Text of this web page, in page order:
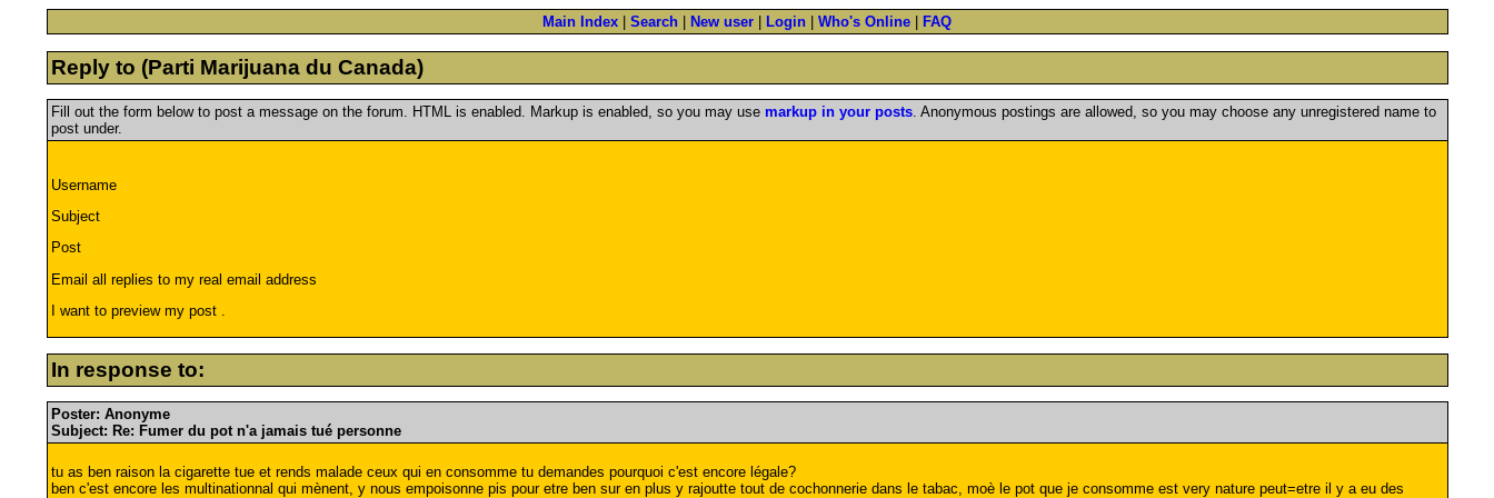
Main Index Search New user Login Who's Online FAQ
Reply to (Parti Marijuana du Canada)
Fill out the form below to post a message on the forum. HTML is enabled. Markup is enabled, so you may use markup in your posts. Anonymous postings are allowed, so you may choose any unregistered name to
post under.
Username
Subject
Post
Email all replies to my real email address
I want to preview my post .
In response to:
Poster: Anonyme
Subject: Re: Fumer du pot n'a jamais tué personne
tu as ben raison la cigarette tue et rends malade ceux qui en consomme tu demandes pourquoi c'est encore légale?
ben c'est encore les multinationnal qui mènent, y nous empoisonne pis pour etre ben sur en plus y rajoutte tout de cochonnerie dans le tabac, moè le pot que je consomme est very nature peut=etre il y a eu des